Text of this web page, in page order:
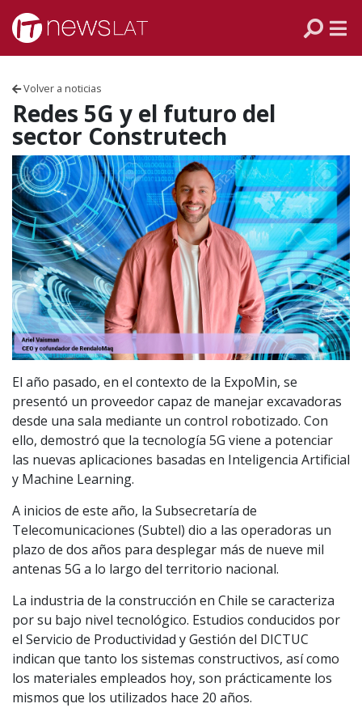
Skip to content
Volver a noticias
Redes 5G y el futuro del
sector Construtech
El año pasado, en el contexto de la ExpoMin, se
presentó un proveedor capaz de manejar excavadoras
desde una sala mediante un control robotizado. Con
ello, demostró que la tecnología 5G viene a potenciar
las nuevas aplicaciones basadas en Inteligencia Artificial
y Machine Learning.
A inicios de este año, la Subsecretaría de
Telecomunicaciones (Subtel) dio a las operadoras un
plazo de dos años para desplegar más de nueve mil
antenas 5G a lo largo del territorio nacional.
La industria de la construcción en Chile se caracteriza
por su bajo nivel tecnológico. Estudios conducidos por
el Servicio de Productividad y Gestión del DICTUC
indican que tanto los sistemas constructivos, así como
los materiales empleados hoy, son prácticamente los
mismos que los utilizados hace 20 años.
VENEZUELA
ECUADOR
PERÚ
CHILE
ARGENTINA
MÉXICO